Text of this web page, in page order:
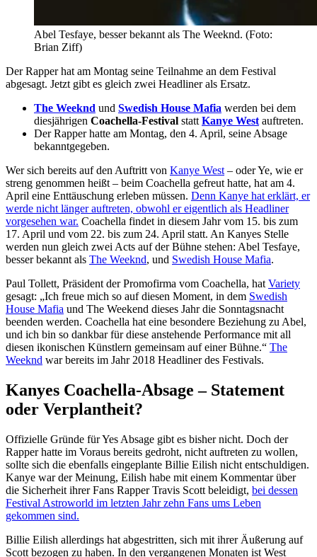
Abel Tesfaye, besser bekannt als The Weeknd. (Foto:
Brian Ziff)
Der Rapper hat am Montag seine Teilnahme an dem Festival
abgesagt. Jetzt gibt es gleich zwei Headliner als Ersatz.
The Weeknd und Swedish House Mafia werden bei dem
diesjährigen Coachella-Festival statt Kanye West auftreten.
Der Rapper hatte am Montag, den 4. April, seine Absage
bekanntgegeben.
Wer sich bereits auf den Auftritt von Kanye West – oder Ye, wie er
streng genommen heißt – beim Coachella gefreut hatte, hat am 4.
April eine Enttäuschung erleben müssen. Denn Kanye hat erklärt, er
werde nicht länger auftreten, obwohl er eigentlich als Headliner
vorgesehen war. Coachella findet in diesem Jahr vom 15. bis zum
17. April und vom 22. bis zum 24. April statt. An Kanyes Stelle
werden nun gleich zwei Acts auf der Bühne stehen: Abel Tesfaye,
besser bekannt als The Weeknd, und Swedish House Mafia.
Paul Tollett, Präsident der Promofirma vom Coachella, hat Variety
gesagt: „Ich freue mich so auf diesen Moment, in dem Swedish
House Mafia und The Weekend dieses Jahr die Sonntagsnacht
beenden werden. Coachella hat eine besondere Beziehung zu Abel,
und ich bin so dankbar für diese anstehende Performance mit all
diesen ikonischen Künstlern gemeinsam auf einer Bühne.“ The
Weeknd war bereits im Jahr 2018 Headliner des Festivals.
Kanyes Coachella-Absage – Statement
oder Verplantheit?
Offizielle Gründe für Yes Absage gibt es bisher nicht. Doch der
Rapper hatte im Voraus bereits gedroht, nicht auftreten zu wollen,
sollte sich die ebenfalls eingeplante Billie Eilish nicht entschuldigen.
Kanye war der Meinung, Eilish habe mit einem Kommentar über
die Sicherheit ihrer Fans Rapper Travis Scott beleidigt, bei dessen
Festival Astroworld im letzten Jahr zehn Fans ums Leben
gekommen sind.
Billie Eilish allerdings hat abgestritten, sich mit ihrer Äußerung auf
Scott bezogen zu haben. In den vergangenen Monaten ist West